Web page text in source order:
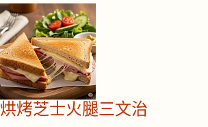
烘烤芝士火腿三文治